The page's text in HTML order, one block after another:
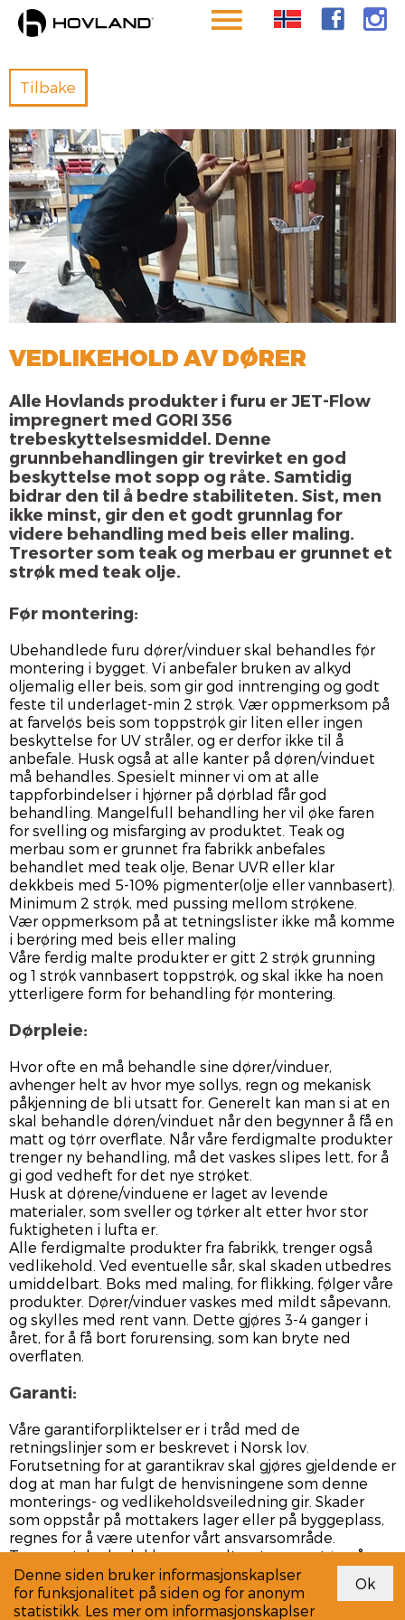
VEDLIKEHOLD AV DØRER
Alle Hovlands produkter i furu er JET-Flow
impregnert med GORI 356
trebeskyttelsesmiddel. Denne
grunnbehandlingen gir trevirket en god
beskyttelse mot sopp og råte. Samtidig
bidrar den til å bedre stabiliteten. Sist, men
ikke minst, gir den et godt grunnlag for
videre behandling med beis eller maling.
Tresorter som teak og merbau er grunnet et
strøk med teak olje.
Før montering:
Ubehandlede furu dører/vinduer skal behandles før
montering i bygget. Vi anbefaler bruken av alkyd
oljemalig eller beis, som gir god inntrenging og godt
feste til underlaget-min 2 strøk. Vær oppmerksom på
at farveløs beis som toppstrøk gir liten eller ingen
beskyttelse for UV stråler, og er derfor ikke til å
anbefale. Husk også at alle kanter på døren/vinduet
må behandles. Spesielt minner vi om at alle
tappforbindelser i hjørner på dørblad får god
behandling. Mangelfull behandling her vil øke faren
for svelling og misfarging av produktet. Teak og
merbau som er grunnet fra fabrikk anbefales
behandlet med teak olje, Benar UVR eller klar
dekkbeis med 5-10% pigmenter(olje eller vannbasert).
Minimum 2 strøk, med pussing mellom strøkene.
Vær oppmerksom på at tetningslister ikke må komme
i berøring med beis eller maling
Våre ferdig malte produkter er gitt 2 strøk grunning
og 1 strøk vannbasert toppstrøk, og skal ikke ha noen
ytterligere form for behandling før montering.
Dørpleie:
Hvor ofte en må behandle sine dører/vinduer,
avhenger helt av hvor mye sollys, regn og mekanisk
påkjenning de bli utsatt for. Generelt kan man si at en
skal behandle døren/vinduet når den begynner å få en
matt og tørr overflate. Når våre ferdigmalte produkter
trenger ny behandling, må det vaskes slipes lett, for å
gi god vedheft for det nye strøket.
Husk at dørene/vinduene er laget av levende
materialer, som sveller og tørker alt etter hvor stor
fuktigheten i lufta er.
Alle ferdigmalte produkter fra fabrikk, trenger også
vedlikehold. Ved eventuelle sår, skal skaden utbedres
umiddelbart. Boks med maling, for flikking, følger våre
produkter. Dører/vinduer vaskes med mildt såpevann,
og skylles med rent vann. Dette gjøres 3-4 ganger i
året, for å få bort forurensing, som kan bryte ned
overflaten.
Garanti:
Våre garantiforpliktelser er i tråd med de
retningslinjer som er beskrevet i Norsk lov.
Forutsetning for at garantikrav skal gjøres gjeldende er
dog at man har fulgt de henvisningene som denne
monterings- og vedlikeholdsveiledning gir. Skader
som oppstår på mottakers lager eller på byggeplass,
regnes for å være utenfor vårt ansvarsområde.
Transportskade dekkes normalt av transportør, når
skaden blir anmerket på fraktbrevet ved mottagelse.
Denne siden bruker informasjonskaplser
for funksjonalitet på siden og for anonym
statistikk. Les mer om informasjonskaplser